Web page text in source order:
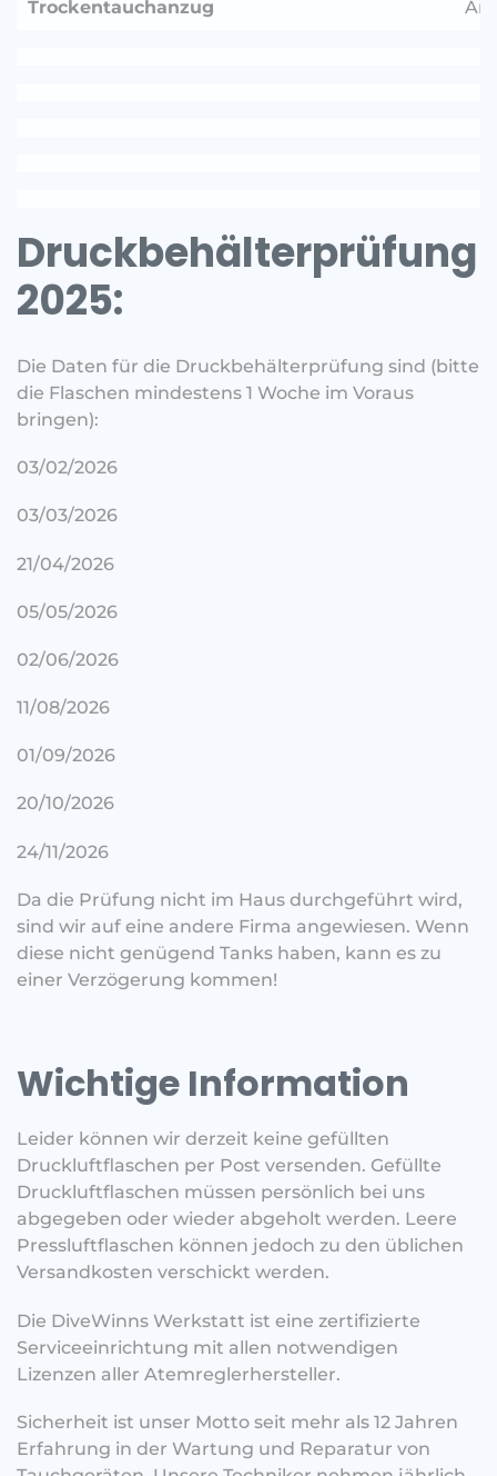
Trockentauchanzug
Druckbehälterprüfung
2025:
Die Daten für die Druckbehälterprüfung sind (bitte
die Flaschen mindestens 1 Woche im Voraus
bringen):
03/02/2026
03/03/2026
21/04/2026
05/05/2026
02/06/2026
11/08/2026
01/09/2026
20/10/2026
24/11/2026
Da die Prüfung nicht im Haus durchgeführt wird,
sind wir auf eine andere Firma angewiesen. Wenn
diese nicht genügend Tanks haben, kann es zu
einer Verzögerung kommen!
Wichtige Information
Leider können wir derzeit keine gefüllten
Druckluftflaschen per Post versenden. Gefüllte
Druckluftflaschen müssen persönlich bei uns
abgegeben oder wieder abgeholt werden. Leere
Pressluftflaschen können jedoch zu den üblichen
Versandkosten verschickt werden.
Die DiveWinns Werkstatt ist eine zertifizierte
Serviceeinrichtung mit allen notwendigen
Lizenzen aller Atemreglerhersteller.
Sicherheit ist unser Motto seit mehr als 12 Jahren
Erfahrung in der Wartung und Reparatur von